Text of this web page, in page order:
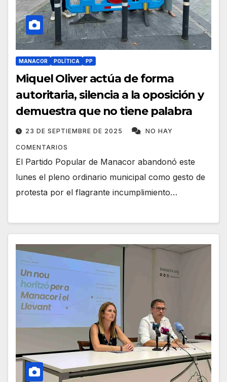
MANACOR POLÍTICA PP
Miquel Oliver actúa de forma
autoritaria, silencia a la oposición y
demuestra que no tiene palabra
23 DE SEPTIEMBRE DE 2025 NO HAY
COMENTARIOS
El Partido Popular de Manacor abandonó este
lunes el pleno ordinario municipal como gesto de
protesta por el flagrante incumplimiento…